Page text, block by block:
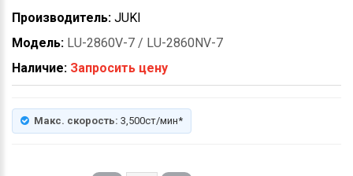
Производитель: JUKI
Модель: LU-2860V-7 / LU-2860NV-7
Наличие: Запросить цену
Макс. скорость: 3,500ст/мин*